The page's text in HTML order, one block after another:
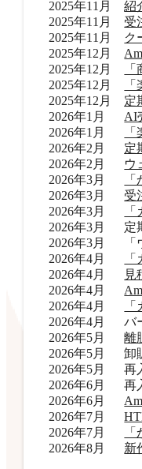
2025年11月
2025年11月
2025年11月
2025年12月
2025年12月
2025年12月
2025年12月
2026年1月
2026年1月
2026年2月
2026年2月
2026年3月
2026年3月
2026年3月
2026年3月
2026年3月
2026年4月
2026年4月
2026年4月
2026年4月
2026年4月
2026年5月
2026年5月
卸
2026年5月
2026年6月
2026年6月
2026年7月
2026年7月
2026年8月